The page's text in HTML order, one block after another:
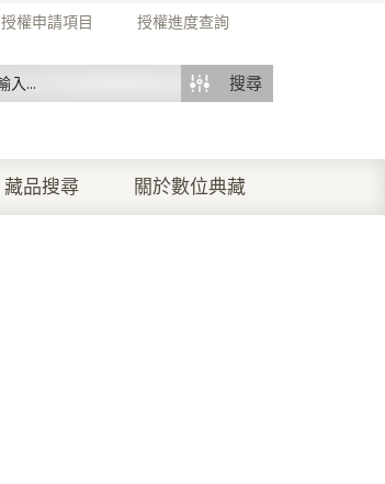
授權申請項目 授權進度查詢
搜尋
藏品搜尋 關於數位典藏